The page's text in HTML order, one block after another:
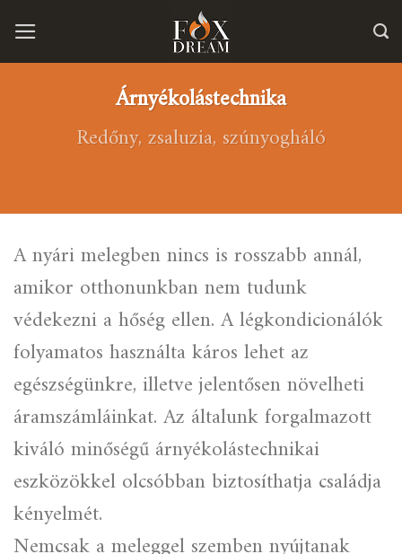
content
Árnyékolástechnika
Redőny, zsaluzia, szúnyogháló
A nyári melegben nincs is rosszabb annál,
amikor otthonunkban nem tudunk
védekezni a hőség ellen. A légkondicionálók
folyamatos használta káros lehet az
egészségünkre, illetve jelentősen növelheti
áramszámláinkat. Az általunk forgalmazott
kiváló minőségű árnyékolástechnikai
eszközökkel olcsóbban biztosíthatja családja
kényelmét.